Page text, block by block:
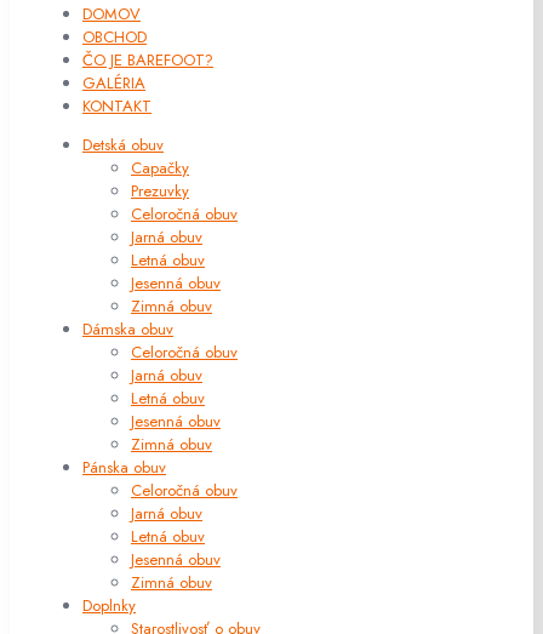
DOMOV
OBCHOD
ČO JE BAREFOOT?
GALÉRIA
KONTAKT
Detská obuv
Capačky
Prezuvky
Celoročná obuv
Jarná obuv
Letná obuv
Jesenná obuv
Zimná obuv
Dámska obuv
Celoročná obuv
Jarná obuv
Letná obuv
Jesenná obuv
Zimná obuv
Pánska obuv
Celoročná obuv
Jarná obuv
Letná obuv
Jesenná obuv
Zimná obuv
Doplnky
Starostlivosť o obuv